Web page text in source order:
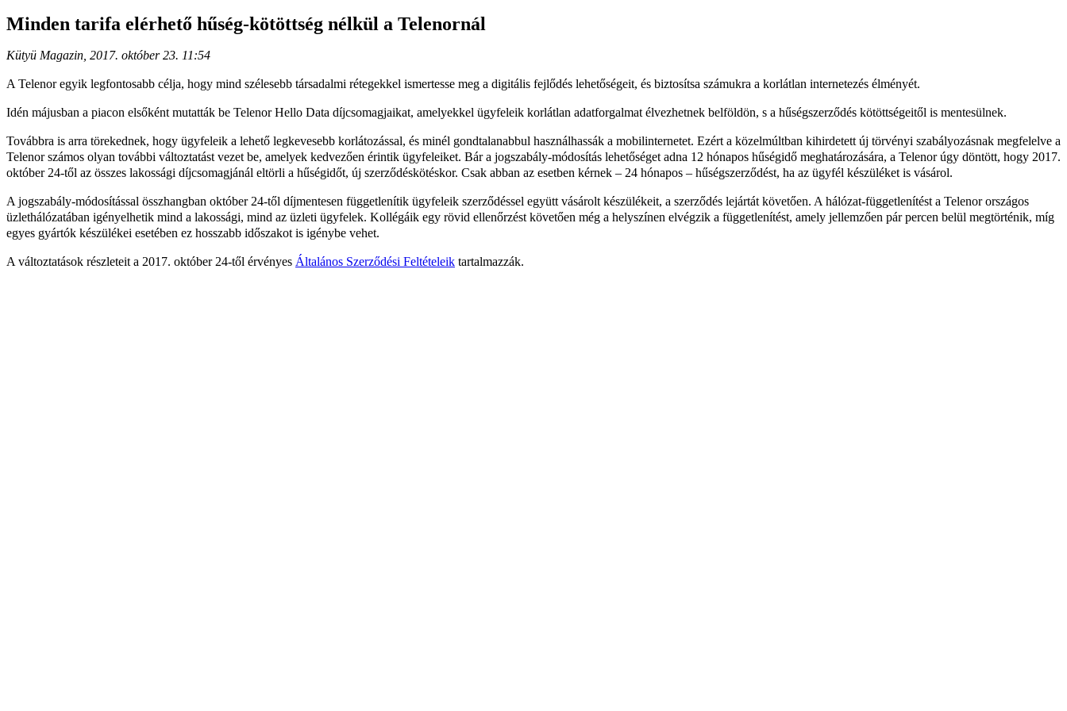
Minden tarifa elérhető hűség-kötöttség nélkül a Telenornál
Kütyü Magazin, 2017. október 23. 11:54
A Telenor egyik legfontosabb célja, hogy mind szélesebb társadalmi rétegekkel ismertesse meg a digitális fejlődés lehetőségeit, és biztosítsa számukra a korlátlan internetezés élményét.
Idén májusban a piacon elsőként mutatták be Telenor Hello Data díjcsomagjaikat, amelyekkel ügyfeleik korlátlan adatforgalmat élvezhetnek belföldön, s a hűségszerződés kötöttségeitől is mentesülnek.
Továbbra is arra törekednek, hogy ügyfeleik a lehető legkevesebb korlátozással, és minél gondtalanabbul használhassák a mobilinternetet. Ezért a közelmúltban kihirdetett új törvényi szabályozásnak megfelelve a
Telenor számos olyan további változtatást vezet be, amelyek kedvezően érintik ügyfeleiket. Bár a jogszabály-módosítás lehetőséget adna 12 hónapos hűségidő meghatározására, a Telenor úgy döntött, hogy 2017.
október 24-től az összes lakossági díjcsomagjánál eltörli a hűségidőt, új szerződéskötéskor. Csak abban az esetben kérnek – 24 hónapos – hűségszerződést, ha az ügyfél készüléket is vásárol.
A jogszabály-módosítással összhangban október 24-től díjmentesen függetlenítik ügyfeleik szerződéssel együtt vásárolt készülékeit, a szerződés lejártát követően. A hálózat-függetlenítést a Telenor országos
üzlethálózatában igényelhetik mind a lakossági, mind az üzleti ügyfelek. Kollégáik egy rövid ellenőrzést követően még a helyszínen elvégzik a függetlenítést, amely jellemzően pár percen belül megtörténik, míg
egyes gyártók készülékei esetében ez hosszabb időszakot is igénybe vehet.
A változtatások részleteit a 2017. október 24-től érvényes Általános Szerződési Feltételeik tartalmazzák.